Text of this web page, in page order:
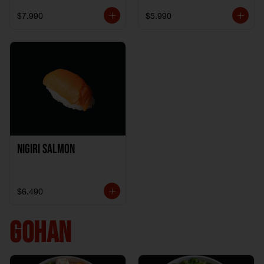
$7.990 $5.990
Nigiri Salmon
$6.490
GOHAN